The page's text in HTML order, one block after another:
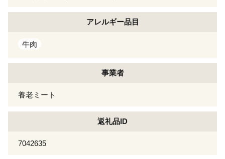
アレルギー品目
牛肉
事業者
養老ミート
返礼品ID
7042635